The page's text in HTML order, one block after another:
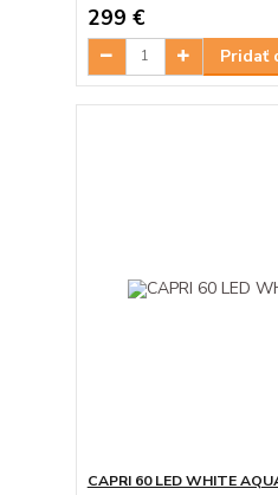
299 €
Pridať
CAPRI 60 LED WHITE